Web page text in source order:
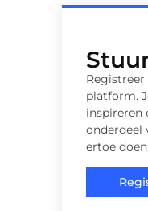
platform.
inspireren
onderdeel
ertoe doen.